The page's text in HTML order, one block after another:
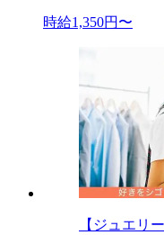
時給1,350円〜
【ジュエリ